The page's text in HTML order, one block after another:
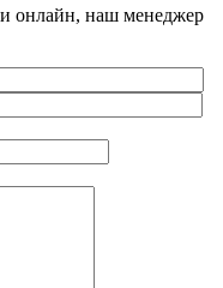
онлайн, наш менеджер